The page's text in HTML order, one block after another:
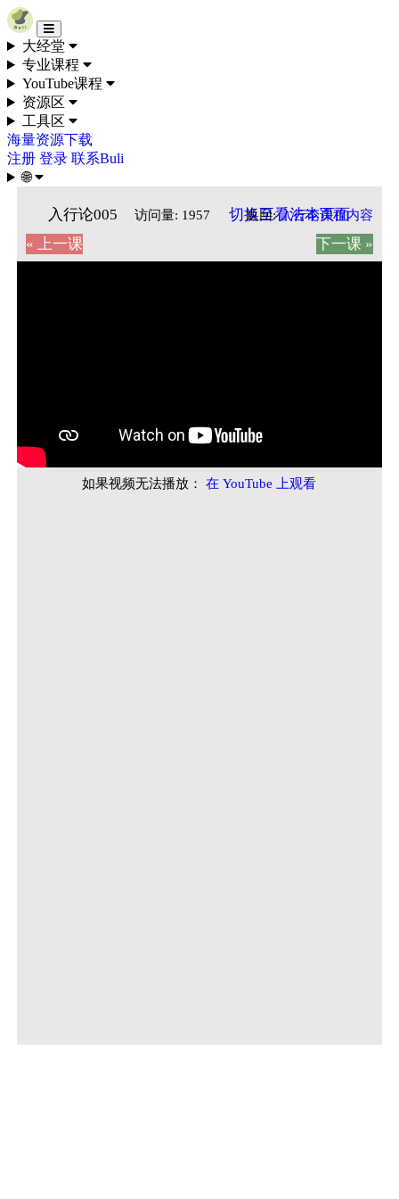
Skip to content
大经堂
专业课程
YouTube课程
资源区
工具区
海量资源下载
注册 登录 联系Buli
🌐
入行论005 访问量: 1957 切换至看法本页面
返回:入行论课程内容
« 上一课 下一课 »
如果视频无法播放： 在 YouTube 上观看